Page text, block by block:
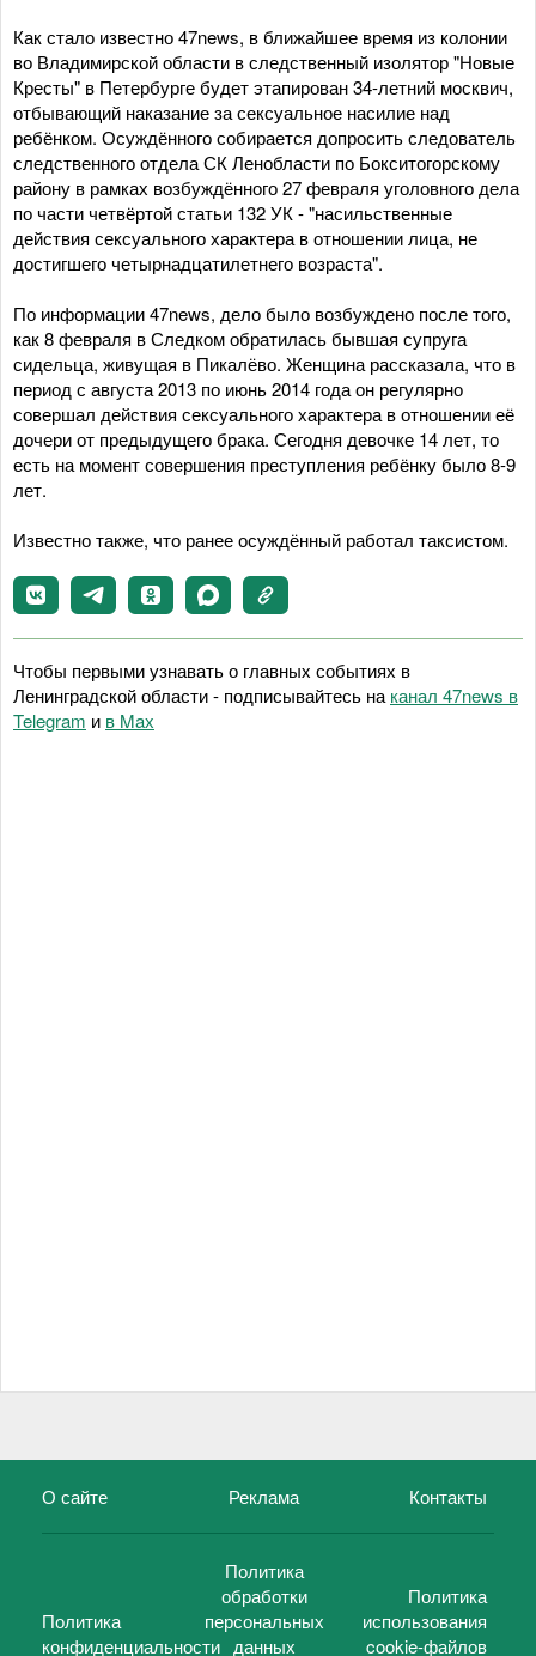
Как стало известно 47news, в ближайшее время из колонии
во Владимирской области в следственный изолятор "Новые
Кресты" в Петербурге будет этапирован 34-летний москвич,
отбывающий наказание за сексуальное насилие над
ребёнком. Осуждённого собирается допросить следователь
следственного отдела СК Ленобласти по Бокситогорскому
району в рамках возбуждённого 27 февраля уголовного дела
по части четвёртой статьи 132 УК - "насильственные
действия сексуального характера в отношении лица, не
достигшего четырнадцатилетнего возраста".
По информации 47news, дело было возбуждено после того,
как 8 февраля в Следком обратилась бывшая супруга
сидельца, живущая в Пикалёво. Женщина рассказала, что в
период с августа 2013 по июнь 2014 года он регулярно
совершал действия сексуального характера в отношении её
дочери от предыдущего брака. Сегодня девочке 14 лет, то
есть на момент совершения преступления ребёнку было 8-9
лет.
Известно также, что ранее осуждённый работал таксистом.
Чтобы первыми узнавать о главных событиях в
Ленинградской области - подписывайтесь на канал 47news в
Telegram и в Maх
О сайте Реклама Контакты
Политика
конфиденциальности
Политика
обработки
персональных
данных
Политика
использования
cookie-файлов